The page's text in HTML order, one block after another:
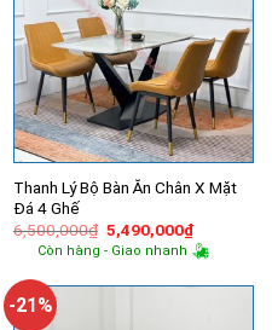
Thanh Lý Bộ Bàn Ăn Chân X Mặt
Đá 4 Ghế
6,500,000₫ Giá
gốc
là:
5,490,000₫Giá
hiện
tại
Còn hàng - Giao nhanh
-21%